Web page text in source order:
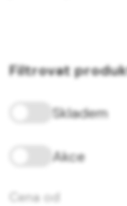
Filtrovat
Skladem
Akce
Cena od